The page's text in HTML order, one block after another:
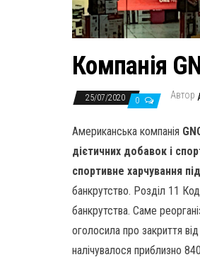
Компанія
25/07/2020 0 Автор
Американська компанія
дієтичних добавок і
спортивне харчування
банкрутство. Розділ 11
банкрутства. Саме
оголосила про закриття
налічувалося приблизно